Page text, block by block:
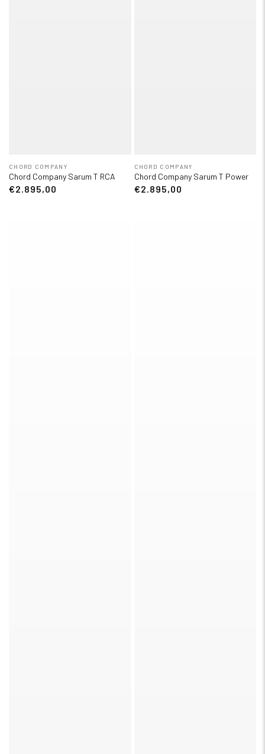
CHORD COMPANY
Chord Company Sarum T RCA
€2.895,00
CHORD COMPANY
Chord Company Sarum T Power
€2.895,00